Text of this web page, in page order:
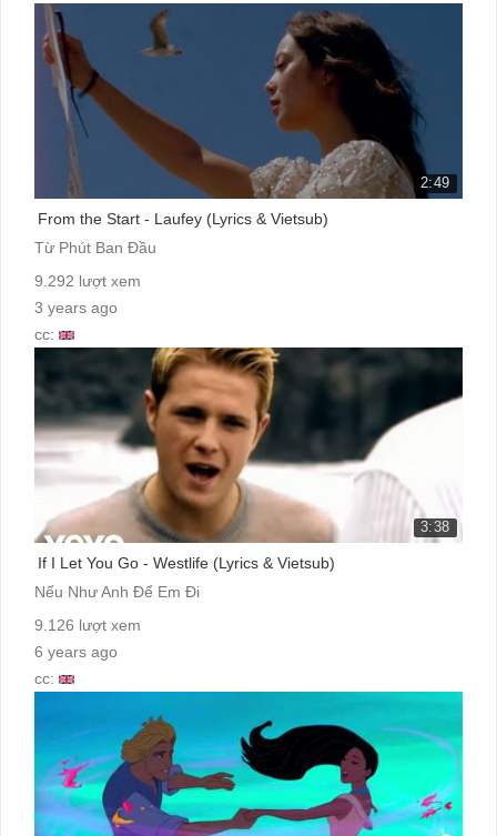
2:49
From the Start - Laufey (Lyrics & Vietsub)
Từ Phút Ban Đầu
9.292 lượt xem
3 years ago
cc:
3:38
If I Let You Go - Westlife (Lyrics & Vietsub)
Nếu Như Anh Để Em Đi
9.126 lượt xem
6 years ago
cc: